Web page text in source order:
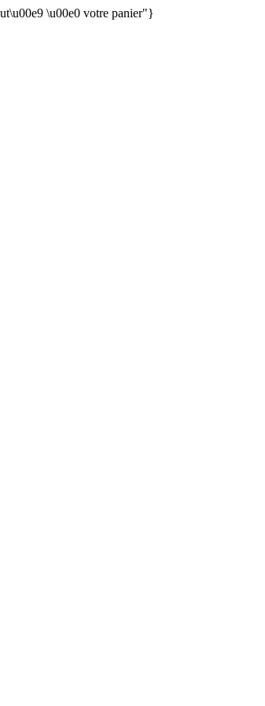
\u00e0 votre panier"}